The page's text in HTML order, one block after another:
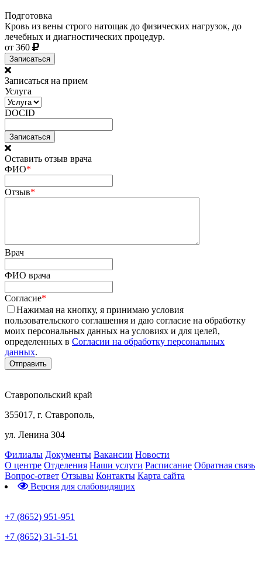
Подготовка
Кровь из вены строго натощак до физических нагрузок, до
лечебных и диагностических процедур.
от 360
Записаться
Записаться на прием
Услуга
DOCID
Оставить отзыв врача
ФИО*
Отзыв*
Врач
ФИО врача
Согласие*
Нажимая на кнопку, я принимаю условия
пользовательского соглашения и даю согласие на обработку
моих персональных данных на условиях и для целей,
определенных в Согласии на обработку персональных
данных.
Ставропольский край
355017, г. Ставрополь,
ул. Ленина 304
Филиалы Документы Вакансии Новости
О центре Отделения Наши услуги Расписание Обратная связь
Вопрос-ответ Отзывы Контакты Карта сайта
Версия для слабовидящих
+7 (8652) 951-951
+7 (8652) 31-51-51